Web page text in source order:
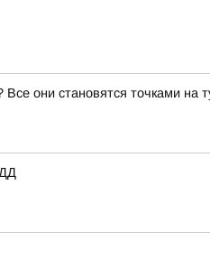
они становятся точками на